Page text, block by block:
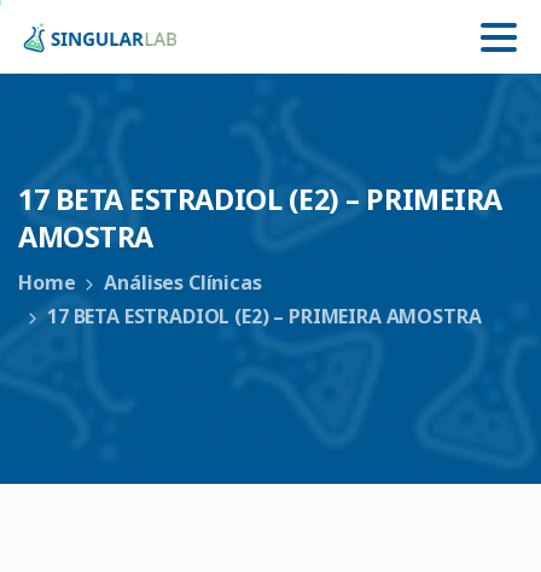
17 BETA ESTRADIOL (E2) – PRIMEIRA
AMOSTRA
Home
Análises Clínicas
17 BETA ESTRADIOL (E2) – PRIMEIRA AMOSTRA